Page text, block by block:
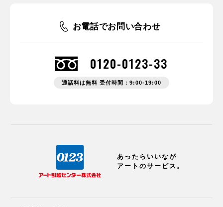
お電話でお問い合わせ
0120-0123-33
通話料は無料 受付時間：9:00-19:00
あったらいいなが
アートのサービス。